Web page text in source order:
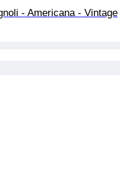
- Americana - Vintage